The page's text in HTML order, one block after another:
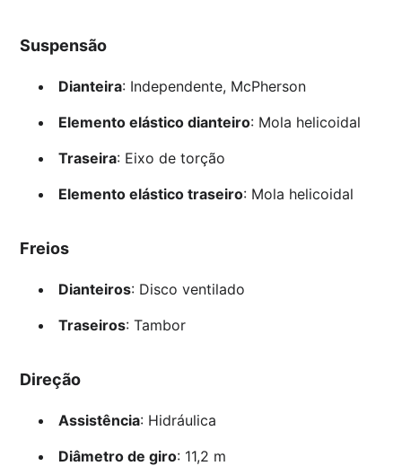
Suspensão
Dianteira: Independente, McPherson
Elemento elástico dianteiro: Mola helicoidal
Traseira: Eixo de torção
Elemento elástico traseiro: Mola helicoidal
Freios
Dianteiros: Disco ventilado
Traseiros: Tambor
Direção
Assistência: Hidráulica
Diâmetro de giro: 11,2 m